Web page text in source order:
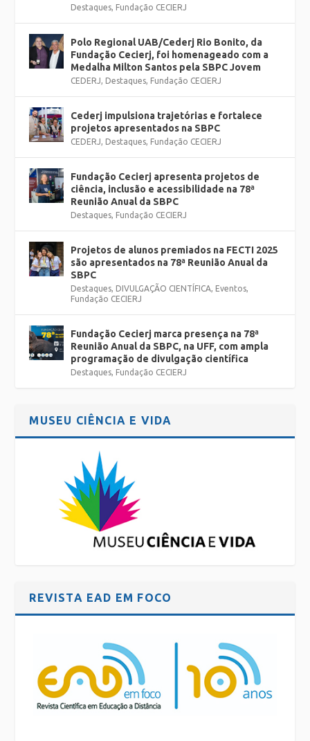
Destaques, Fundação CECIERJ
Polo Regional UAB/Cederj Rio Bonito, da
Fundação Cecierj, foi homenageado com a
Medalha Milton Santos pela SBPC Jovem
CEDERJ, Destaques, Fundação CECIERJ
Cederj impulsiona trajetórias e fortalece
projetos apresentados na SBPC
CEDERJ, Destaques, Fundação CECIERJ
Fundação Cecierj apresenta projetos de
ciência, inclusão e acessibilidade na 78ª
Reunião Anual da SBPC
Destaques, Fundação CECIERJ
Projetos de alunos premiados na FECTI 2025
são apresentados na 78ª Reunião Anual da
SBPC
Destaques, DIVULGAÇÃO CIENTÍFICA, Eventos,
Fundação CECIERJ
Fundação Cecierj marca presença na 78ª
Reunião Anual da SBPC, na UFF, com ampla
programação de divulgação científica
Destaques, Fundação CECIERJ
MUSEU CIÊNCIA E VIDA
REVISTA EAD EM FOCO